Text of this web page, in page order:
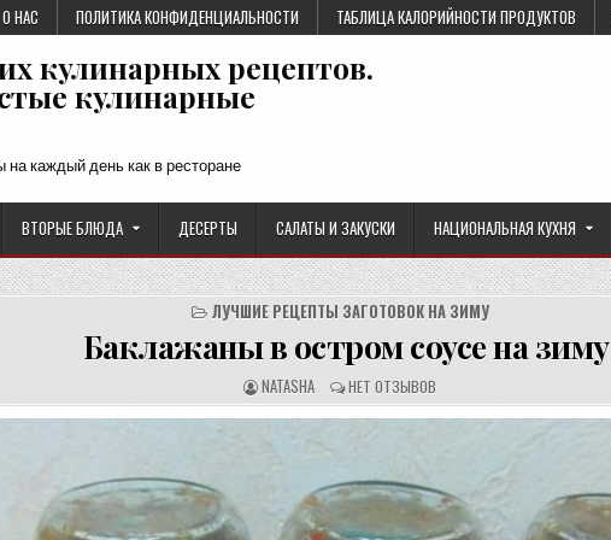
О НАС ПОЛИТИКА КОНФИДЕНЦИАЛЬНОСТИ ТАБЛИЦА КАЛОРИЙНОСТИ ПРОДУКТОВ
кулинарных рецептов.
кулинарные
каждый день как в ресторане
ВТОРЫЕ БЛЮДА ДЕСЕРТЫ САЛАТЫ И ЗАКУСКИ НАЦИОНАЛЬНАЯ КУХНЯ
ЛУЧШИЕ РЕЦЕПТЫ ЗАГОТОВОК НА ЗИМУ
Баклажаны в остром соусе на зиму
А
В
Т
NATASHA О
Т
З
НЕТ ОТЗЫВОВ